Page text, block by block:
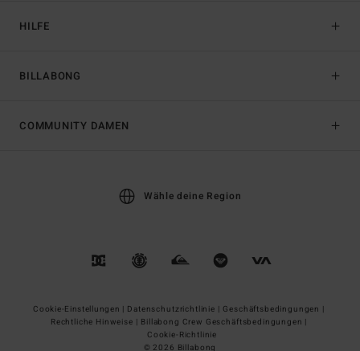
HILFE
BILLABONG
COMMUNITY DAMEN
Wähle deine Region
Cookie-Einstellungen | Datenschutzrichtlinie | Geschäftsbedingungen |
Rechtliche Hinweise | Billabong Crew Geschäftsbedingungen |
Cookie-Richtlinie
© 2026 Billabong